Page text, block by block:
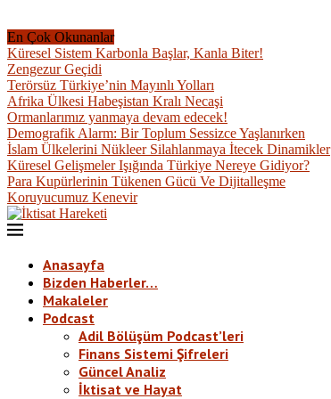
En Çok Okunanlar
Küresel Sistem Karbonla Başlar, Kanla Biter!
Zengezur Geçidi
Terörsüz Türkiye’nin Mayınlı Yolları
Afrika Ülkesi Habeşistan Kralı Necaşi
Ormanlarımız yanmaya devam edecek!
Demografik Alarm: Bir Toplum Sessizce Yaşlanırken
İslam Ülkelerini Nükleer Silahlanmaya İtecek Dinamikler
Küresel Gelişmeler Işığında Türkiye Nereye Gidiyor?
Para Kupürlerinin Tükenen Gücü Ve Dijitalleşme
Koruyucumuz Kenevir
Anasayfa
Bizden Haberler…
Makaleler
Podcast
Adil Bölüşüm Podcast’leri
Finans Sistemi Şifreleri
Güncel Analiz
İktisat ve Hayat